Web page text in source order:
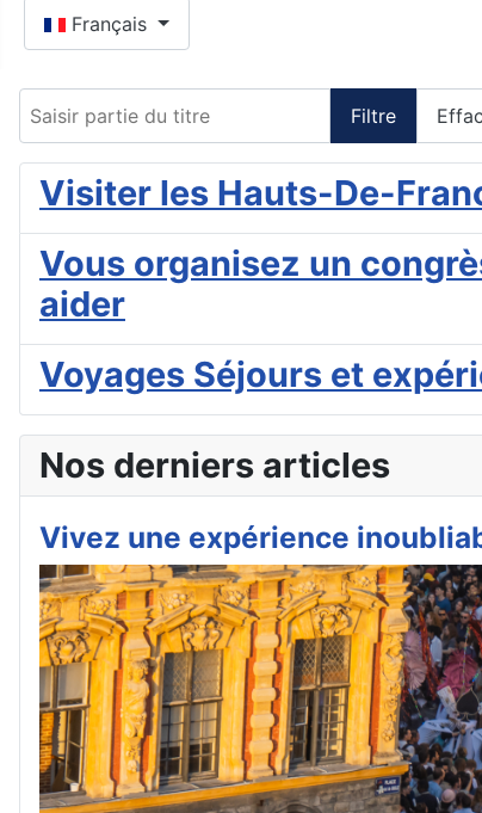
Français
Filtre
Visiter les Hauts-De-
Vous organisez un
aider
Voyages Séjours et
Nos derniers articles
Vivez une expérience